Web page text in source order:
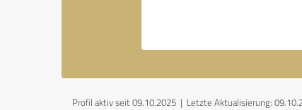
Profil aktiv seit 09.10.2025 | Letzte Aktualisierung: